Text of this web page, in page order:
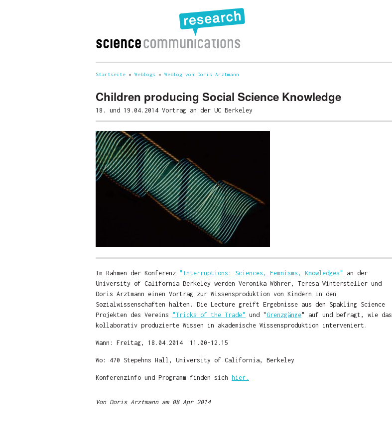
Sie sind hier
Startseite » Weblogs » Weblog von Doris Arztmann
Children producing Social Science Knowledge
18. und 19.04.2014 Vortrag an der UC Berkeley
Im Rahmen der Konferenz "Interruptions: Sciences, Femnisms, Knowledges"
an der
University of California Berkeley werden Veronika Wöhrer, Teresa Wintersteller und
Doris Arztmann einen Vortrag zur Wissensproduktion von Kindern in den
Sozialwissenschaften halten. Die Lecture greift Ergebnisse aus den Spakling Science
Projekten des Vereins "Tricks of the Trade" und "Grenzgänge" auf und befragt, wie das
kollaborativ produzierte Wissen in akademische Wissensproduktion interveniert.
Wann: Freitag, 18.04.2014 11.00-12.15
Wo: 470 Stepehns Hall, University of California, Berkeley
Konferenzinfo und Programm finden sich hier.
Von Doris Arztmann am 08 Apr 2014